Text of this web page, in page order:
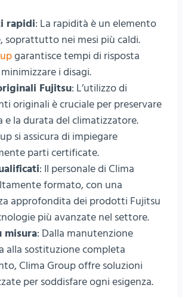
rapidi: La rapidità è un elemento
soprattutto nei mesi più caldi.
garantisce tempi di risposta
i disagi.
Fujitsu: L’utilizzo di
originali è cruciale per preservare
e la durata del climatizzatore.
si assicura di impiegare
parti certificate.
: Il personale di Clima
formato, con una
approfondita dei prodotti Fujitsu
più avanzate nel settore.
misura: Dalla manutenzione
alla sostituzione completa
Clima Group offre soluzioni
per soddisfare ogni esigenza.